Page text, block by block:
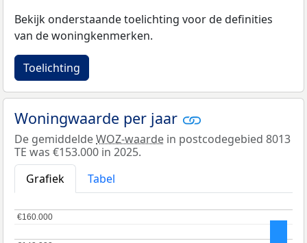
Bekijk onderstaande toelichting voor de definities
van de woningkenmerken.
Toelichting
Woningwaarde per jaar
De gemiddeldeWOZ-waarde in postcodegebied 8013
TE was €153.000 in 2025.
Grafiek
Tabel
€160.000
€160.000